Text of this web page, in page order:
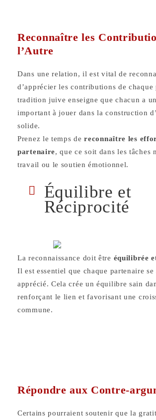
Reconnaître les
l’Autre
Dans une relation, il est vital de
d’apprécier les contributions de chaque
tradition juive enseigne que chacun a
important à jouer dans la construction
solide.
Prenez le temps de reconnaître les
partenaire, que ce soit dans les tâches
travail ou le soutien émotionnel.
Équilibre et
Réciprocité
La reconnaissance doit être équilibrée
Il est essentiel que chaque partenaire se
apprécié. Cela crée un équilibre sain
renforçant le lien et favorisant une
commune.
Répondre aux Contre-
Certains pourraient soutenir que la